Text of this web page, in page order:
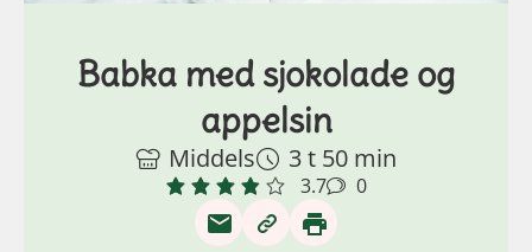
Babka med sjokolade og
appelsin
Middels 3 t 50 min
3.7 0